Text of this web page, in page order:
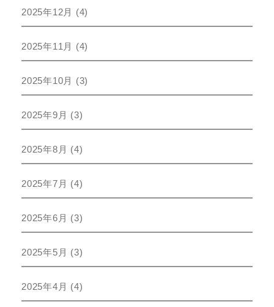
2025年12月 (4)
2025年11月 (4)
2025年10月 (3)
2025年9月 (3)
2025年8月 (4)
2025年7月 (4)
2025年6月 (3)
2025年5月 (3)
2025年4月 (4)